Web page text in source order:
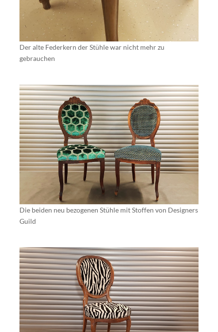
Der alte Federkern der Stühle war nicht mehr zu
gebrauchen
Die beiden neu bezogenen Stühle mit Stoffen von Designers
Guild